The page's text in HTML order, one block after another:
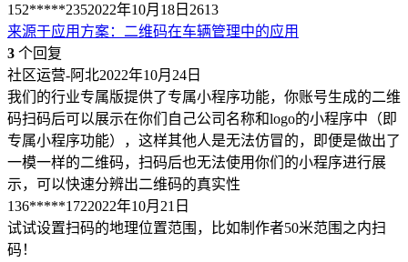
152*****2352022年10月18日 2613
来源于应用方案： 二维码在车辆管理中的应用
3 个回复
社区运营-阿北2022年10月24日
我们的行业专属版提供了专属小程序功能，你账号生成的二维
码扫码后可以展示在你们自己公司名称和logo的小程序中（即
专属小程序功能），这样其他人是无法仿冒的，即便是做出了
一模一样的二维码，扫码后也无法使用你们的小程序进行展
示，可以快速分辨出二维码的真实性
136*****1722022年10月21日
试试设置扫码的地理位置范围，比如制作者50米范围之内扫
码！